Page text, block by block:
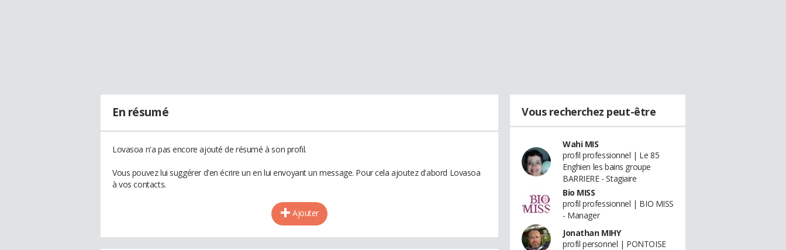
En résumé
Lovasoa n'a pas encore ajouté de résumé à son profil.
Vous pouvez lui suggérer d'en écrire un en lui envoyant un message. Pour cela ajoutez d'abord Lovasoa
à vos contacts.
Ajouter
Vous recherchez peut-être
Wahi MIS
profil professionnel | Le 85
Enghien les bains groupe
BARRIERE - Stagiaire
Bio MISS
profil professionnel | BIO MISS
- Manager
Jonathan MIHY
profil personnel | PONTOISE